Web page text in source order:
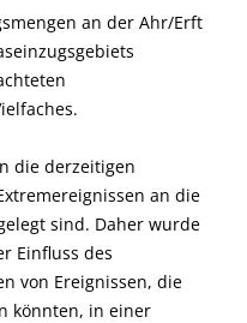
an der Ahr/Erft
die derzeitigen
an die
sind. Daher wurde
Einfluss des
von Ereignissen, die
könnten, in einer